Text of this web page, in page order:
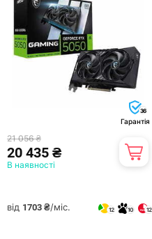
36
Гарантія
21 056 ₴
20 435 ₴
В наявності
від 1703 ₴/міс. 12 10 12